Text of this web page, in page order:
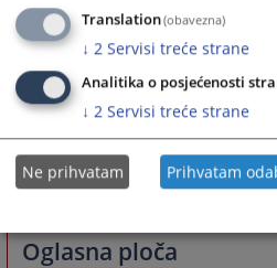
Potvrđena optužnica
21.05.2026.
Potvrđena
Više
Oglasna ploča
Translation(obavezna)
↓ 2 Servisi treće strane
Analitika o posjećenosti
↓ 2 Servisi treće strane
Ne prihvatam Prihvatam